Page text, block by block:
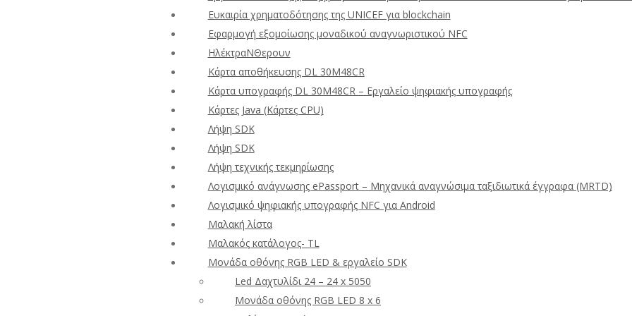
Ευκαιρία χρηματοδότησης της UNICEF για blockchain
Εφαρμογή εξομοίωσης μοναδικού αναγνωριστικού NFC
ΗλέκτραΝΘερουν
Κάρτα αποθήκευσης DL 30M48CR
Κάρτα υπογραφής DL 30M48CR – Εργαλείο ψηφιακής υπογραφής
Κάρτες Java (Κάρτες CPU)
Λήψη SDK
Λήψη SDK
Λήψη τεχνικής τεκμηρίωσης
Λογισμικό ανάγνωσης ePassport – Μηχανικά αναγνώσιμα ταξιδιωτικά έγγραφα (MRTD)
Λογισμικό ψηφιακής υπογραφής NFC για Android
Μαλακή λίστα
Μαλακός κατάλογος- TL
Μονάδα οθόνης RGB LED & εργαλείο SDK
Led Δαχτυλίδι 24 – 24 x 5050
Μονάδα οθόνης RGB LED 8 x 6